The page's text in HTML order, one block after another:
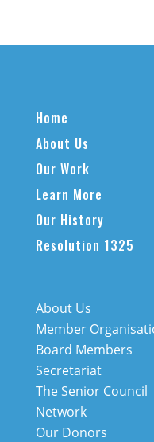
Home
About Us
Our Work
Learn More
Our History
Resolution 1325
About Us
Member
Board Members
Secretariat
The Senior Council
Network
Our Donors